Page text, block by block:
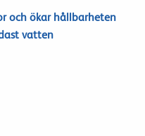
och ökar hållbarheten
vatten